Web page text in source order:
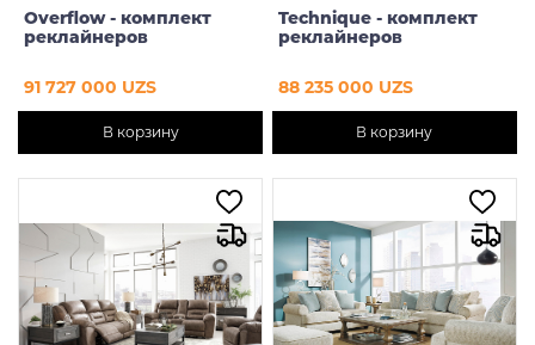
Консоли и ТВ-стенды
Акцентные комоды
Модули диванов
Цена
От До
Overflow - комплект
реклайнеров
91 727 000 UZS
В корзину
Technique - комплект
реклайнеров
88 235 000 UZS
В корзину